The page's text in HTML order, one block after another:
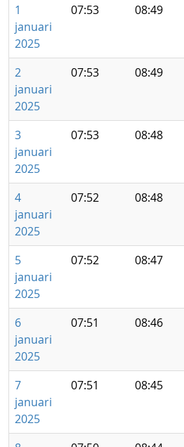
1
januari
2025
07:53 08:49
2
januari
2025
07:53 08:49
3
januari
2025
07:53 08:48
4
januari
2025
07:52 08:48
5
januari
2025
07:52 08:47
6
januari
2025
07:51 08:46
7
januari
2025
07:51 08:45